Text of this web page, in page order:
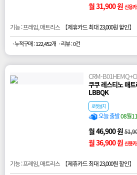
월 31,900 원 신용
기능 : 프레임, 매트리스 【제휴카드 최대 23,000원 할인】
· 누적구매 : 122,452개 · 리뷰 : 0건
CRM-
쿠쿠 레스티노 매
LBBQK
로켓설치
오늘 출발08월
월 46,900 원
월 36,900 원 신용
기능 : 프레임, 매트리스 【제휴카드 최대 23,000원 할인】